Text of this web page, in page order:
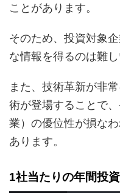
ことがあります。
そのため、投資対象
な情報を得るのは難
また、技術革新が非
術が登場することで
業）の優位性が損な
あります。
1社当たりの年間投